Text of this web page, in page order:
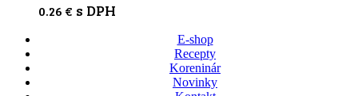
0.26 € s DPH
E-shop
Recepty
Koreninár
Novinky